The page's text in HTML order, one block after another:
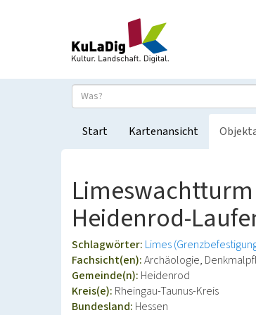
Start Kartenansicht
Limeswachtturm
Heidenrod-
Schlagwörter: Limes
Fachsicht(en):Archäologie,
Gemeinde(n): Heidenrod
Kreis(e): Rheingau-Taunus-Kreis
Bundesland: Hessen